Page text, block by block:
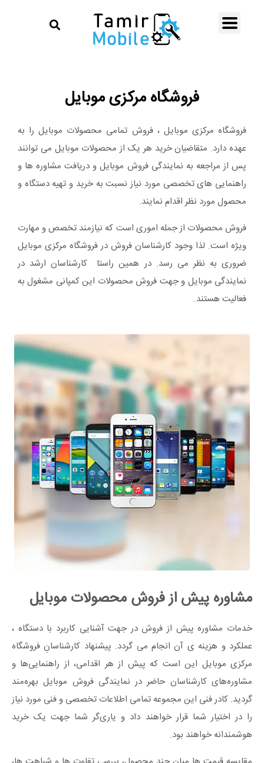
فروشگاه مرکزی موبایل
فروشگاه مرکزی موبایل ، فروش تمامی محصولات موبایل را به
عهده دارد. متقاضیان خرید هر یک از محصولات موبایل می توانند
پس از مراجعه به نمایندگی فروش موبایل و دریافت مشاوره ها و
راهنمایی های تخصصی مورد نیاز نسبت به خرید و تهیه دستگاه و
محصول مورد نظر اقدام نمایند.
فروش محصولات از جمله اموری است که نیازمند تخصص و مهارت
ویژه است. لذا وجود کارشناسان فروش در فروشگاه مرکزی موبایل
ضروری به نظر می رسد. در همین راستا کارشناسان ارشد در
نمایندگی موبایل و جهت فروش محصولات این کمپانی مشغول به
فعالیت هستند.
مشاوره پیش از فروش محصولات موبایل
خدمات مشاوره پیش از فروش در جهت آشنایی کاربرد با دستگاه ،
عملکرد و هزینه ی آن انجام می گردد. پیشنهاد کارشناسانِ فروشگاه
مرکزی موبایل این است که پیش از هر اقدامی، از راهنمایی‌ها و
مشاوره‌‌های کارشناسان حاضر در نمایندگی فروش موبایل بهره‌مند
گردید. کادر فنی این مجموعه تمامی اطلاعات تخصصی و فنی مورد نیاز
را در اختیار شما قرار خواهند داد و یاری‌گر شما جهت یک خرید
هوشمندانه خواهند بود.